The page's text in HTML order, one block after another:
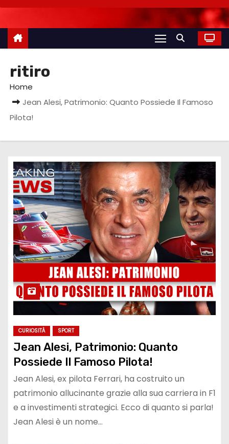
ritiro
Home
Jean Alesi, Patrimonio: Quanto Possiede Il Famoso
Pilota!
CURIOSITÀ SPORT
Jean Alesi, Patrimonio: Quanto
Possiede Il Famoso Pilota!
Jean Alesi, ex pilota Ferrari, ha costruito un
patrimonio allucinante grazie alla sua carriera in F1
e a investimenti strategici. Ecco di quanto si parla!
Jean Alesi è un nome…